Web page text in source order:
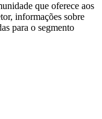
que oferece aos
informações sobre
para o segmento